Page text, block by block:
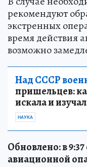
рекомендуют
экстренных
время действия
возможно
Над СССР
пришельцев:
искала и
НАУКА
Обновлено: в
авиационной